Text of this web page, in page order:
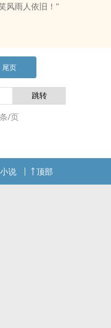
风雨人依旧！"
尾页
条/页
说 顶部